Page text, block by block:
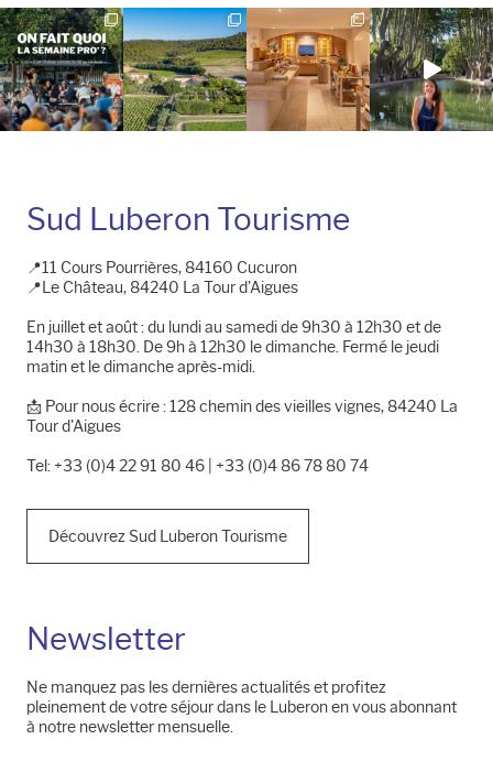
InstagramFacebook
Sud Luberon Tourisme
📍11 Cours Pourrières, 84160 Cucuron
📍Le Château, 84240 La Tour d'Aigues
En juillet et août : du lundi au samedi de 9h30 à 12h30 et de
14h30 à 18h30. De 9h à 12h30 le dimanche. Fermé le jeudi
matin et le dimanche après-midi.
📩​ Pour nous écrire : 128 chemin des vieilles vignes, 84240 La
Tour d'Aigues
Tel: +33 (0)4 22 91 80 46 | +33 (0)4 86 78 80 74
Découvrez Sud Luberon Tourisme
Newsletter
Ne manquez pas les dernières actualités et profitez
pleinement de votre séjour dans le Luberon en vous abonnant
à notre newsletter mensuelle.